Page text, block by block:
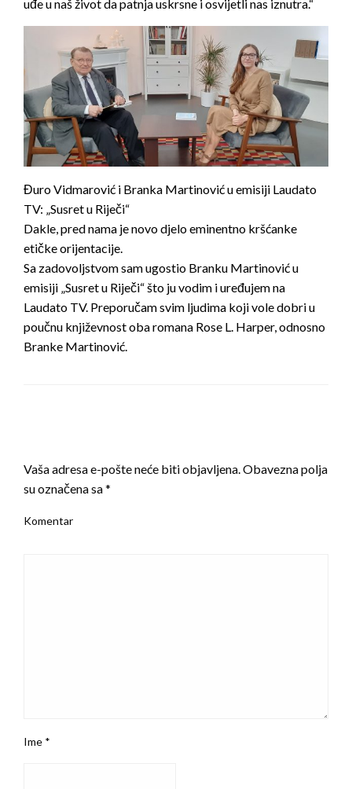
uđe u naš život da patnja uskrsne i osvijetli nas iznutra.“
Đuro Vidmarović i Branka Martinović u emisiji Laudato
TV: „Susret u Riječi“
Dakle, pred nama je novo djelo eminentno kršćanke
etičke orijentacije.
Sa zadovoljstvom sam ugostio Branku Martinović u
emisiji „Susret u Riječi“ što ju vodim i uređujem na
Laudato TV. Preporučam svim ljudima koji vole dobri u
poučnu književnost oba romana Rose L. Harper, odnosno
Branke Martinović.
Vaša adresa e-pošte neće biti objavljena.Obavezna polja
su označena sa*
Komentar
Ime *